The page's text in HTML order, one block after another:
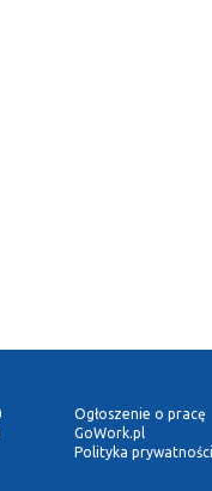
Ogłoszenie o pracę
GoWork.pl
Polityka prywatności